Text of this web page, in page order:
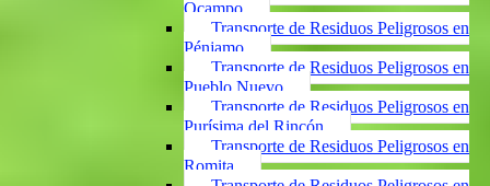
Ocampo
Transporte de Residuos Peligrosos en
Pénjamo
Transporte de Residuos Peligrosos en
Pueblo Nuevo
Transporte de Residuos Peligrosos en
Purísima del Rincón
Transporte de Residuos Peligrosos en
Romita